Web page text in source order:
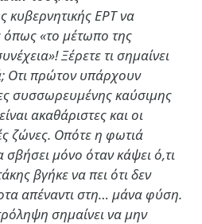
κυβερνητικής ΕΡΤ να
«το μέτωπο της
Ξέρετε τι σημαίνει
Οτι πρώτον υπάρχουν
συσσωρευμένης καύσιμης
ακαθάριστες και οι
ζώνες. Οπότε η φωτιά
σβήσει μόνο όταν κάψει ό,τι
βγήκε να πει ότι δεν
απέναντι στη… μάνα φύση.
σημαίνει να μην